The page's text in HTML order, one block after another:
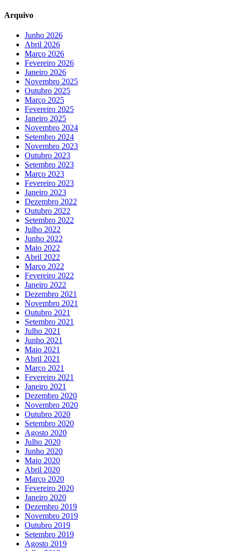
Arquivo
Junho 2026
Abril 2026
Março 2026
Fevereiro 2026
Janeiro 2026
Novembro 2025
Outubro 2025
Março 2025
Fevereiro 2025
Janeiro 2025
Novembro 2024
Setembro 2024
Novembro 2023
Outubro 2023
Setembro 2023
Março 2023
Fevereiro 2023
Janeiro 2023
Dezembro 2022
Outubro 2022
Setembro 2022
Julho 2022
Junho 2022
Maio 2022
Abril 2022
Março 2022
Fevereiro 2022
Janeiro 2022
Dezembro 2021
Novembro 2021
Outubro 2021
Setembro 2021
Julho 2021
Junho 2021
Maio 2021
Abril 2021
Março 2021
Fevereiro 2021
Janeiro 2021
Dezembro 2020
Novembro 2020
Outubro 2020
Setembro 2020
Agosto 2020
Julho 2020
Junho 2020
Maio 2020
Abril 2020
Março 2020
Fevereiro 2020
Janeiro 2020
Dezembro 2019
Novembro 2019
Outubro 2019
Setembro 2019
Agosto 2019